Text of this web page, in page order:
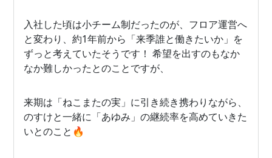
入社した頃は小チーム制だったのが、フロア運営へ
と変わり、約1年前から「来季誰と働きたいか」を
ずっと考えていたそうです！ 希望を出すのもなか
なか難しかったとのことですが、
来期は「ねこまたの実」に引き続き携わりながら、
のすけと一緒に「あゆみ」の継続率を高めていきた
いとのこと🔥